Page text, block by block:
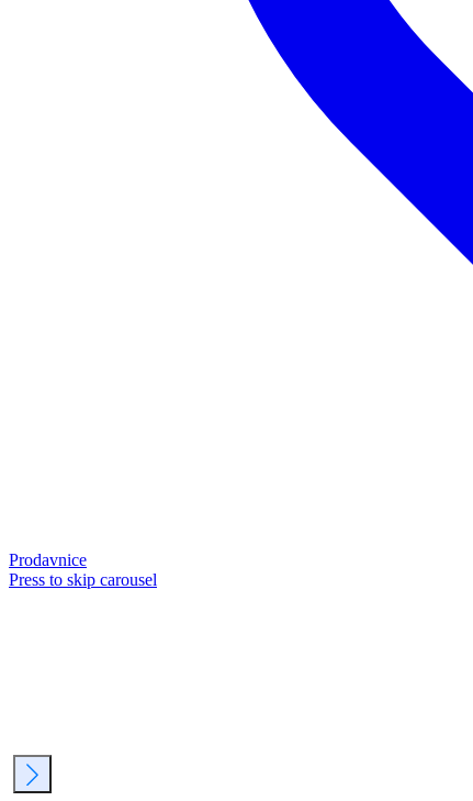
Prodavnice
Press to skip carousel